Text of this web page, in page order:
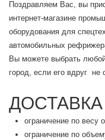
Поздравляем Вас, вы
интернет-магазине
оборудования для
автомобильных
Вы можете выбрать
город, если его вдруг не
ДОСТАВКА
ограничение по весу
ограничение по